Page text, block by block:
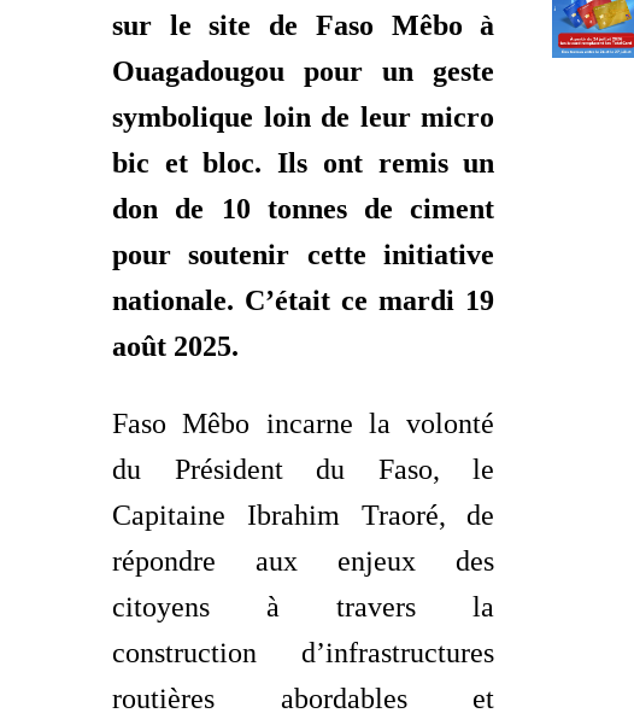
sur le site de Faso Mêbo à
Ouagadougou pour un geste
symbolique loin de leur micro
bic et bloc. Ils ont remis un
don de 10 tonnes de ciment
pour soutenir cette initiative
nationale. C’était ce mardi 19
août 2025.
Faso Mêbo incarne la volonté
du Président du Faso, le
Capitaine Ibrahim Traoré, de
répondre aux enjeux des
citoyens à travers la
construction d’infrastructures
routières abordables et